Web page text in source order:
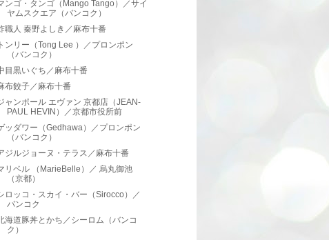
ンゴ・タンゴ（Mango Tango）／サイ
ヤムスクエア（バンコク）
職人 秦野よしき／麻布十番
トンリー（Tong Lee ）／プロンポン
（バンコク）
目黒いぐち／麻布十番
布餃子／麻布十番
ャンポール エヴァン 京都店（JEAN-
PAUL HEVIN）／京都市役所前
ッダワー（Gedhawa）／プロンポン
（バンコク）
ジルジョーヌ・テラス／麻布十番
リベル （MarieBelle）／ 烏丸御池
（京都）
ロッコ・スカイ・バー（Sirocco）／
バンコク
海道豚丼とかち／シーロム（バンコ
ク）